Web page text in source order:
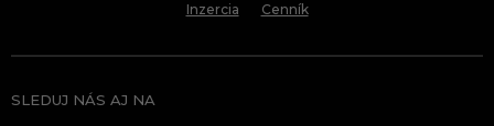
Inzercia Cenník
SLEDUJ NÁS AJ NA